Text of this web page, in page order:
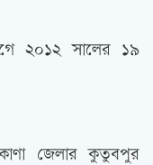
২০১২ সালের ১৯
জেলার কুতুবপুর